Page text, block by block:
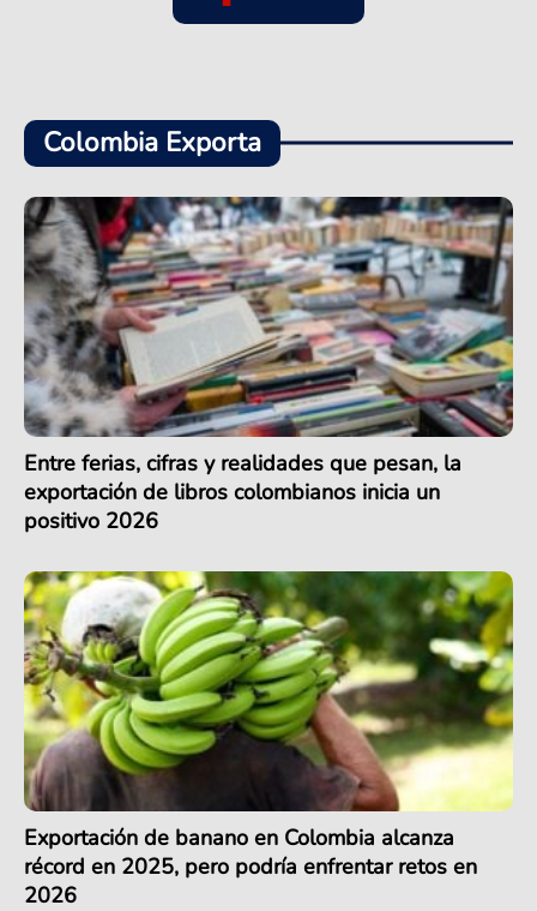
Colombia Exporta
Entre ferias, cifras y realidades que pesan, la
exportación de libros colombianos inicia un
positivo 2026
Exportación de banano en Colombia alcanza
récord en 2025, pero podría enfrentar retos en
2026